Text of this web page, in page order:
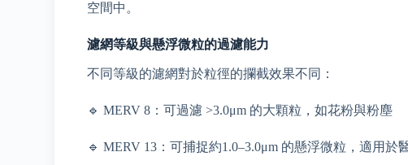
空間中。
濾網等級與懸浮微粒的過濾能力
不同等級的濾網對於粒徑的攔截效果不同：
🔹 MERV 8：可過濾 >3.0μm 的大顆粒，如花粉與粉塵
🔹 MERV 13：可捕捉約1.0–3.0μm 的懸浮微粒，適用於